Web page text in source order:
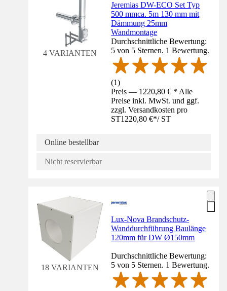
4 VARIANTEN
Jeremias DW-ECO Set Typ
500 mmca. 5m 130 mm mit
Dämmung 25mm
Wandmontage
Durchschnittliche Bewertung:
5 von 5 Sternen. 1 Bewertung.
(1)
Preis — 1220,80 € * Alle
Preise inkl. MwSt. und ggf.
zzgl. Versandkosten pro
ST1220,80 €*/ ST
Online bestellbar
Nicht reservierbar
18 VARIANTEN
Lux-Nova Brandschutz-
Wanddurchführung Baulänge
120mm für DW Ø150mm
Durchschnittliche Bewertung:
5 von 5 Sternen. 1 Bewertung.